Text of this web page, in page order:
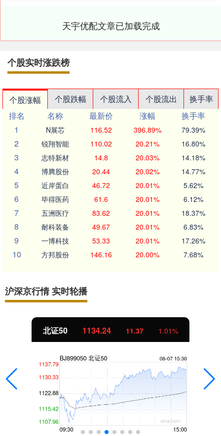
天宇优配文章已加载完成
个股实时涨跌榜
个股涨幅 个股跌幅 个股流入 个股流出
换手率
排名
名称 最新价 涨幅
换手率
1
N展芯 116.52 396.89% 79.39%
2 锐翔智能 110.02 20.21% 16.80%
3 志特新材 14.8 20.03% 14.18%
4 博腾股份 20.44 20.02% 14.77%
5 近岸蛋白 46.72 20.01% 5.62%
6 毕得医药 61.6 20.01% 6.12%
7 五洲医疗 83.62 20.01% 18.37%
8 耐科装备 49.67 20.01% 6.83%
9 一博科技 53.33 20.01% 17.26%
10 方邦股份 146.16 20.00% 7.68%
沪深京行情 实时轮播
北证50 1134.24 11.37 1.01%